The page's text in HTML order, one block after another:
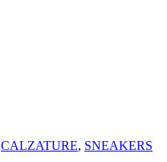
CALZATURE, SNEAKERS